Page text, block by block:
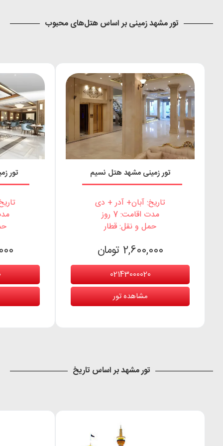
تور مشهد زمینی بر اساس هتل‌های محبوب
تور زمینی مشهد هتل نسیم
تاریخ: آبان+ آدر + دی
مدت اقامت: 7 روز
حمل و نقل: قطار
2,600,000 تومان
02143000020
مشاهده تور
تور
تور مشهد بر اساس تاریخ